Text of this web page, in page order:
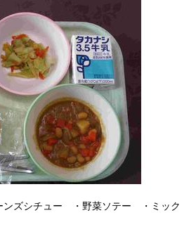
ンズシチュー ・野菜ソテー ・ミック